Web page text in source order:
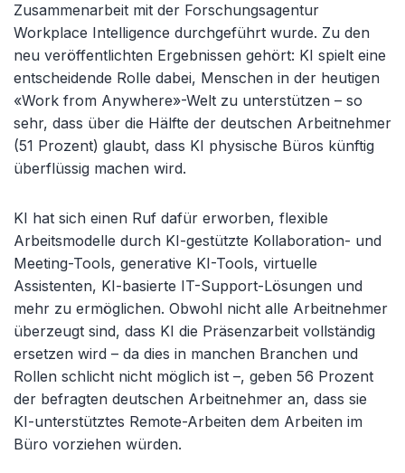
Zusammenarbeit mit der Forschungsagentur
Workplace Intelligence durchgeführt wurde. Zu den
neu veröffentlichten Ergebnissen gehört: KI spielt eine
entscheidende Rolle dabei, Menschen in der heutigen
«Work from Anywhere»-Welt zu unterstützen – so
sehr, dass über die Hälfte der deutschen Arbeitnehmer
(51 Prozent) glaubt, dass KI physische Büros künftig
überflüssig machen wird.
KI hat sich einen Ruf dafür erworben, flexible
Arbeitsmodelle durch KI-gestützte Kollaboration- und
Meeting-Tools, generative KI-Tools, virtuelle
Assistenten, KI-basierte IT-Support-Lösungen und
mehr zu ermöglichen. Obwohl nicht alle Arbeitnehmer
überzeugt sind, dass KI die Präsenzarbeit vollständig
ersetzen wird – da dies in manchen Branchen und
Rollen schlicht nicht möglich ist –, geben 56 Prozent
der befragten deutschen Arbeitnehmer an, dass sie
KI-unterstütztes Remote-Arbeiten dem Arbeiten im
Büro vorziehen würden.